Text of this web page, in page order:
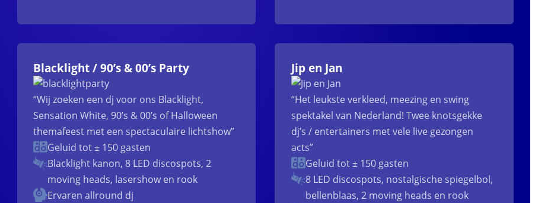
Blacklight / 90’s & 00’s Party
“Wij zoeken een dj voor ons Blacklight,
Sensation White, 90’s & 00’s of Halloween
themafeest met een spectaculaire lichtshow”
Geluid tot ± 150 gasten
Blacklight kanon, 8 LED discospots, 2
moving heads, lasershow en rook
Ervaren allround dj
Jip en Jan
“Het leukste verkleed, meezing en swing
spektakel van Nederland! Twee knotsgekke
dj’s / entertainers met vele live gezongen
acts”
Geluid tot ± 150 gasten
8 LED discospots, nostalgische spiegelbol,
bellenblaas, 2 moving heads en rook